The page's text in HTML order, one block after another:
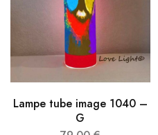
Lampe tube image 1040 –
G